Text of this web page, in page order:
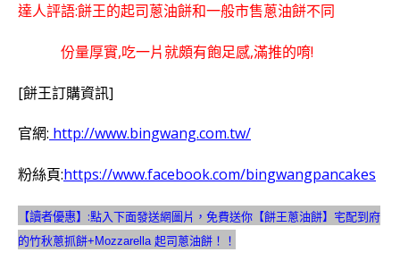
達人評語:餅王的起司蔥油餅和一般市售蔥油餅不同
份量厚實,吃一片就頗有飽足感,滿推的唷!
[餅王訂購資訊]
官網: http://www.bingwang.com.tw/
粉絲頁:https://www.facebook.com/bingwangpancakes
【讀者優惠】:點入下面發送網圖片，免費送你【餅王蔥油餅】宅配到府
的竹秋蔥抓餅+Mozzarella 起司蔥油餅！！